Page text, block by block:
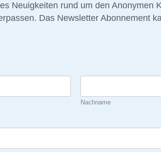
Neuigkeiten rund um den Anonymen
Das Newsletter Abonnement
Nachname